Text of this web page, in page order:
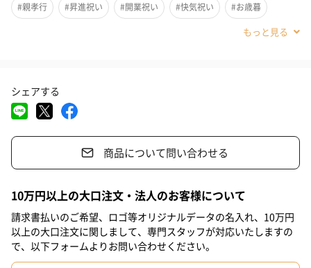
お礼、お祝い等の贈り物としておすすめです。
おうどんを感謝の気持ちとともに贈りませんか。
セット内容
・乾麺（3人前）（270g）×各2
・かけつゆ（希釈30g）×各4
#親孝行 #昇進祝い #開業祝い #快気祝い #お歳暮
#息子 #姉
#同僚男性
#父親 #妻 #夫 #女性
#30代 #40代 #60代 #70代 #80代 #90代
シェアする
商品について問い合わせる
10万円以上の大口注文・法人のお客様について
請求書払いのご希望、ロゴ等オリジナルデータの名入れ、10万円
以上の大口注文に関しまして、専門スタッフが対応いたしますの
で、以下フォームよりお問い合わせください。